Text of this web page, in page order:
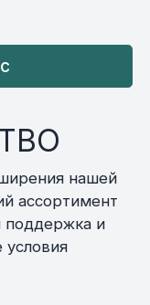
нашей
ассортимент
поддержка и